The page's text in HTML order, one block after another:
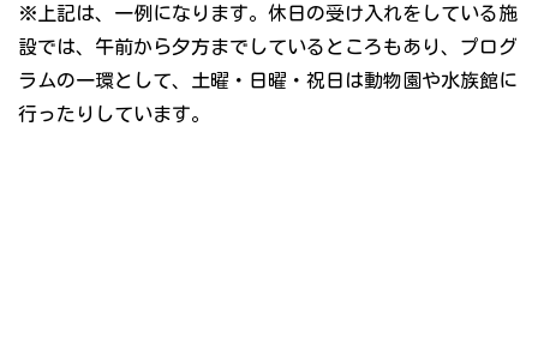
※上記は、一例になります。休日の受け入れをしている施
設では、午前から夕方までしているところもあり、プログ
ラムの一環として、土曜・日曜・祝日は動物園や水族館に
行ったりしています。